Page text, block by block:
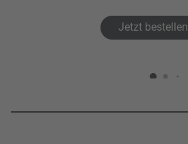
Jetzt bestellen